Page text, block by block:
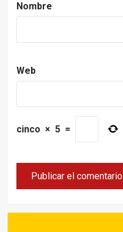
Nombre
Web
cinco × 5 =